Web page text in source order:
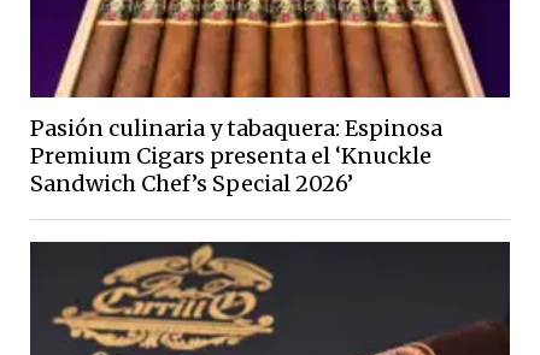
Pasión culinaria y tabaquera: Espinosa
Premium Cigars presenta el ‘Knuckle
Sandwich Chef’s Special 2026’